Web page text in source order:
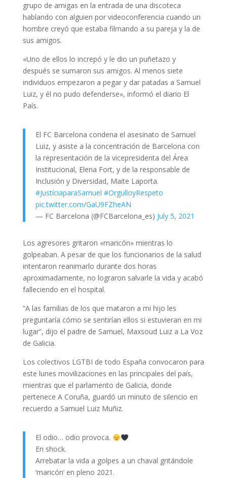
grupo de amigas en la entrada de una discoteca
hablando con alguien por videoconferencia cuando un
hombre creyó que estaba filmando a su pareja y la de
sus amigos.
«Uno de ellos lo increpó y le dio un puñetazo y
después se sumaron sus amigos. Al menos siete
individuos empezaron a pegar y dar patadas a Samuel
Luiz, y él no pudo defenderse», informó el diario El
País.
El FC Barcelona condena el asesinato de Samuel
Luiz, y asiste a la concentración de Barcelona con
la representación de la vicepresidenta del Área
Institucional, Elena Fort, y de la responsable de
Inclusión y Diversidad, Maite Laporta.
#JustíciaparaSamuel #OrgulloyRespeto
pic.twitter.com/GaU9FZheAN
— FC Barcelona (@FCBarcelona_es) July 5, 2021
Los agresores gritaron «maricón» mientras lo
golpeaban. A pesar de que los funcionarios de la salud
intentaron reanimarlo durante dos horas
aproximadamente, no lograron salvarle la vida y acabó
falleciendo en el hospital.
“A las familias de los que mataron a mi hijo les
preguntaría cómo se sentirían ellos si estuvieran en mi
lugar”, dijo el padre de Samuel, Maxsoud Luiz a La Voz
de Galicia.
Los colectivos LGTBI de todo España convocaron para
este lunes movilizaciones en las principales del país,
mientras que el parlamento de Galicia, donde
pertenece A Coruña, guardó un minuto de silencio en
recuerdo a Samuel Luiz Muñiz.
El odio… odio provoca.
En shock.
Arrebatar la vida a golpes a un chaval gritándole
‘maricón’ en pleno 2021.